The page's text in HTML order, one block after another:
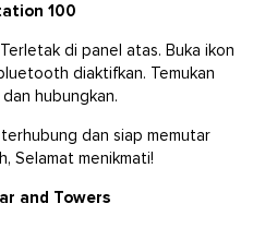
100
di panel atas. Buka ikon
diaktifkan. Temukan
hubungkan.
dan siap memutar
Selamat menikmati!
and Towers